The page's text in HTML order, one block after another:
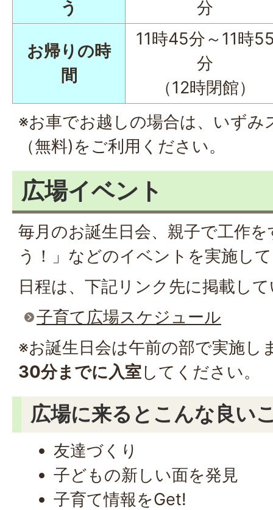
う 分
お帰りの時
間
11時45分～11時
分
（12時閉館）
※お車でお越しの場合は、いずみ
（無料)をご利用ください。
広場イベント
毎月のお誕生日会、親子で工作
う！」などのイベントを実施し
日程は、下記リンク先に掲載し
子育て広場スケジュール
※お誕生日会は午前の部で実施し
30分までに入室してください。
広場に来るとこんな良い
友達づくり
子どもの新しい面を発見
子育て情報をGet!